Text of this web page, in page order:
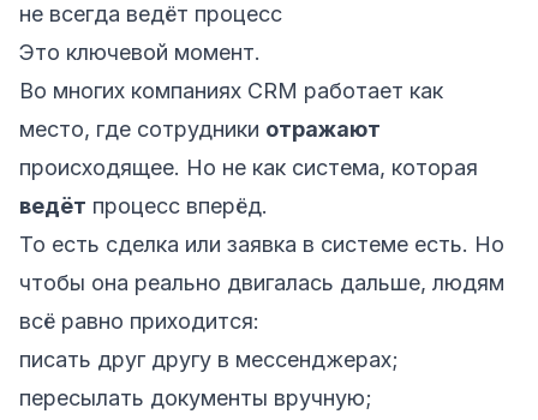
не всегда ведёт процесс
Это ключевой момент.
Во многих компаниях CRM работает как
место, где сотрудники отражают
происходящее. Но не как система, которая
ведёт процесс вперёд.
То есть сделка или заявка в системе есть. Но
чтобы она реально двигалась дальше, людям
всё равно приходится:
писать друг другу в мессенджерах;
пересылать документы вручную;